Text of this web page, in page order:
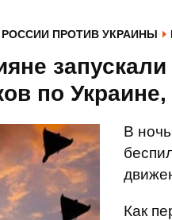
РОССИИ ПРОТИВ УКРАИНЫ
запускали
по
В
Как